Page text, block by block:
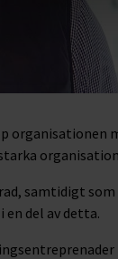
organisationen
samtidigt som
del av detta.